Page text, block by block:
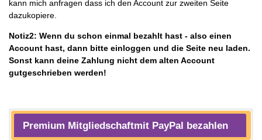
kann mich anfragen dass ich den Account zur zweiten Seite
dazukopiere.
Notiz2: Wenn du schon einmal bezahlt hast - also einen
Account hast, dann bitte einloggen und die Seite neu laden.
Sonst kann deine Zahlung nicht dem alten Account
gutgeschrieben werden!
Premium Mitgliedschaftmit PayPal bezahlen